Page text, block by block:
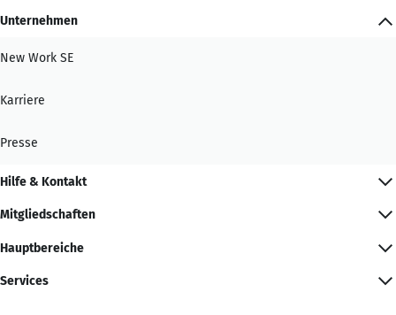
Unternehmen
New Work SE
Karriere
Presse
Hilfe & Kontakt
Mitgliedschaften
Hauptbereiche
Services